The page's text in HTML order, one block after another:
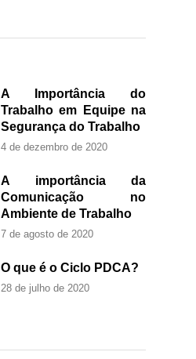
A Importância do
Trabalho em Equipe na
Segurança do Trabalho
4 de dezembro de 2020
A importância da
Comunicação no
Ambiente de Trabalho
7 de agosto de 2020
O que é o Ciclo PDCA?
28 de julho de 2020